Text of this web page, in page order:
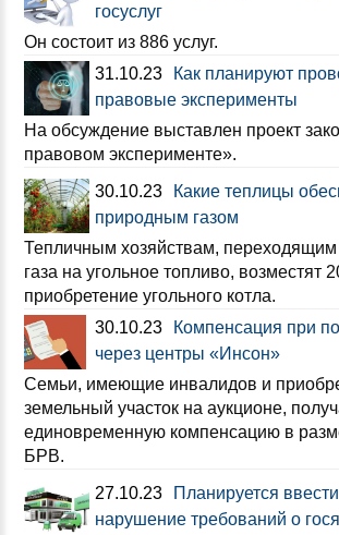
госуслуг
Он состоит из 886 услуг.
31.10.23
Как планируют
правовые эксперименты
На обсуждение выставлен проект
правовом эксперименте».
30.10.23
Какие теплицы
природным газом
Тепличным хозяйствам, переходящим
газа на угольное топливо, возместят
приобретение угольного котла.
30.10.23
Компенсация при
через центры «Инсон»
Семьи, имеющие инвалидов и
земельный участок на аукционе,
единовременную компенсацию в
БРВ.
27.10.23
Планируется
нарушение требований о